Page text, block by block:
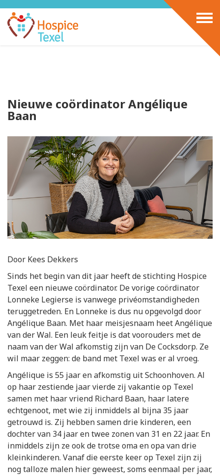
Nieuwe coördinator Angélique
Baan
Door Kees Dekkers
Sinds het begin van dit jaar heeft de stichting Hospice
Texel een nieuwe coördinator. De vorige coördinator
Lonneke Legierse is vanwege privéomstandigheden
teruggetreden. En Lonneke is dus nu opgevolgd door
Angélique Baan. Met haar meisjesnaam heet Angélique
van der Wal. Een leuk feitje is dat voorouders met de
naam van der Wal afkomstig zijn van De Cocksdorp. Ze
wil maar zeggen: de band met Texel was er al vroeg.
Angélique is 55 jaar en afkomstig uit Schoonhoven. Al
op haar zestiende jaar vierde zij vakantie op Texel
samen met haar vriend Richard Baan, haar latere
echtgenoot, met wie zij inmiddels al bijna 35 jaar
getrouwd is. Zij hebben samen drie kinderen, een
dochter van 34 jaar en twee zonen van 31 en 22 jaar. En
inmiddels zijn ze ook de trotse oma en opa van drie
kleinkinderen. Vanaf die eerste keer op Texel zijn zij
nog talloze malen hier geweest, soms eenmaal per jaar,